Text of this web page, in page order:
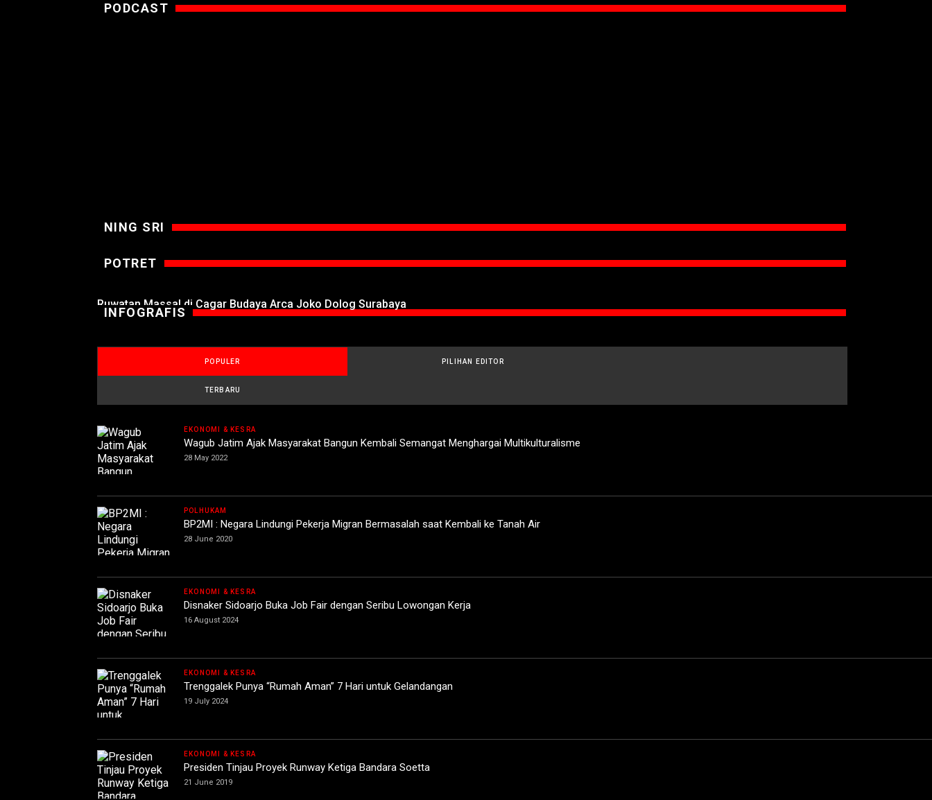
PODCAST
NING SRI
POTRET
Ruwatan Massal di Cagar Budaya Arca Joko Dolog Surabaya
INFOGRAFIS
POPULER PILIHAN EDITOR
TERBARU
EKONOMI & KESRA
Wagub Jatim Ajak Masyarakat Bangun Kembali Semangat Menghargai Multikulturalisme
28 May 2022
POLHUKAM
BP2MI : Negara Lindungi Pekerja Migran Bermasalah saat Kembali ke Tanah Air
28 June 2020
EKONOMI & KESRA
Disnaker Sidoarjo Buka Job Fair dengan Seribu Lowongan Kerja
16 August 2024
EKONOMI & KESRA
Trenggalek Punya “Rumah Aman” 7 Hari untuk Gelandangan
19 July 2024
EKONOMI & KESRA
Presiden Tinjau Proyek Runway Ketiga Bandara Soetta
21 June 2019